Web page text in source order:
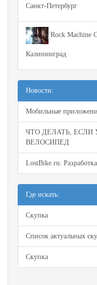
Санкт-Петербург
Rock Machine
Калининград
Новости:
Мобильные
ЧТО ДЕЛАТЬ, ЕСЛИ
ВЕЛОСИПЕД
LostBike.ru:
Где искать:
Скупка
Список актуальных
Скупка